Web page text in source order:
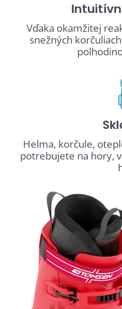
Vďaka okamžitej
snežných
Helma, korčule,
potrebujete na hory,